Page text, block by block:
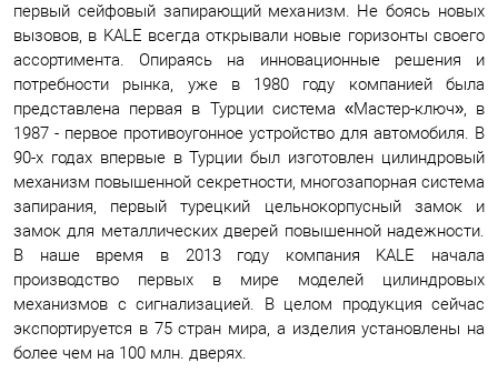
первый сейфовый запирающий механизм. Не боясь новых
вызовов, в KALE всегда открывали новые горизонты своего
ассортимента. Опираясь на инновационные решения и
потребности рынка, уже в 1980 году компанией была
представлена первая в Турции система «Мастер-ключ», в
1987 - первое противоугонное устройство для автомобиля. В
90-х годах впервые в Турции был изготовлен цилиндровый
механизм повышенной секретности, многозапорная система
запирания, первый турецкий цельнокорпусный замок и
замок для металлических дверей повышенной надежности.
В наше время в 2013 году компания KALE начала
производство первых в мире моделей цилиндровых
механизмов с сигнализацией. В целом продукция сейчас
экспортируется в 75 стран мира, а изделия установлены на
более чем на 100 млн. дверях.